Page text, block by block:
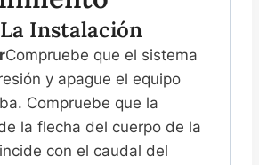
Instalación
Compruebe que el sistema
y apague el equipo
Compruebe que la
la flecha del cuerpo de la
con el caudal del